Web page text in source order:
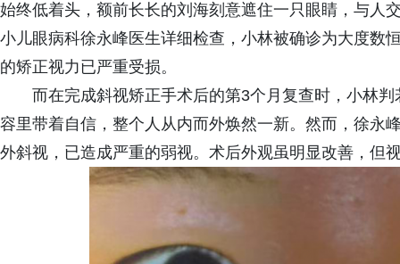
始终低着头，额前长长的刘海刻意遮住一只眼睛，与人
小儿眼病科徐永峰医生详细检查，小林被确诊为大度数
的矫正视力已严重受损。
而在完成斜视矫正手术后的第3个月复查时，小林
容里带着自信，整个人从内而外焕然一新。然而，徐永
外斜视，已造成严重的弱视。术后外观虽明显改善，但